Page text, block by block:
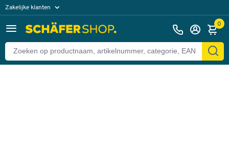
Zakelijke klanten
Particuliere klanten 0
Terug